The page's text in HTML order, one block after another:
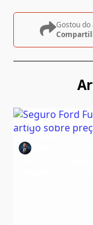
Gostou do
Seguro do
em 2026